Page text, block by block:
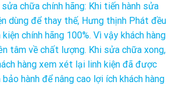
chữa chính hãng: Khi tiến hành sửa
dùng để thay thế, Hưng thịnh Phát đều
chính hãng 100%. Vì vậy khách hàng
tâm về chất lượng. Khi sửa chữa xong,
hàng xem xét lại linh kiện đã được
hành để nâng cao lợi ích khách hàng